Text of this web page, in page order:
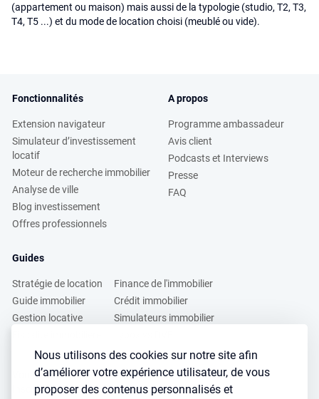
Nous utilisons des cookies sur notre site afin
d’améliorer votre expérience utilisateur, de vous
proposer des contenus personnalisés et
(appartement ou maison) mais aussi de la typologie (studio, T2, T3,
T4, T5 ...) et du mode de location choisi (meublé ou vide).
Fonctionnalités
Extension navigateur
Simulateur d’investissement
locatif
Moteur de recherche immobilier
Analyse de ville
Blog investissement
Offres professionnels
A propos
Programme ambassadeur
Avis client
Podcasts et Interviews
Presse
FAQ
Guides
Stratégie de location
Guide immobilier
Gestion locative
Finance de l'immobilier
Crédit immobilier
Simulateurs immobilier
Vous voulez apprendre à investir dans l’immobilier ?
Inscrivez vous à notre newsletter gratuite :